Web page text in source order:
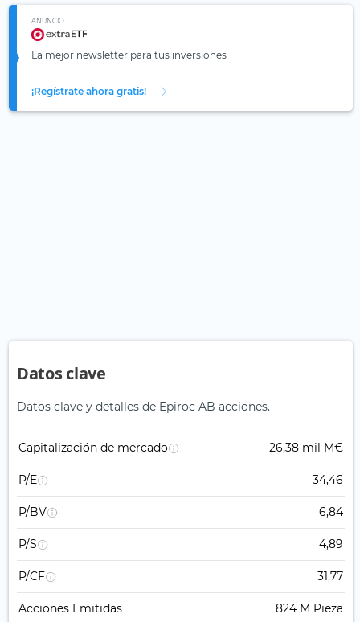
ANUNCIO
La mejor newsletter para tus inversiones
¡Regístrate ahora gratis!
Datos clave
Datos clave y detalles de Epiroc AB acciones.
Capitalización de mercado 26,38 mil M€
P/E 34,46
P/BV 6,84
P/S 4,89
P/CF 31,77
Acciones Emitidas 824 M Pieza